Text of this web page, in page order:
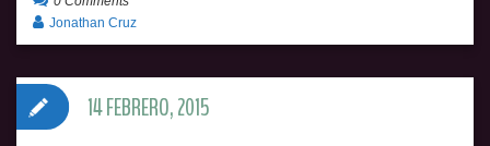
Jonathan Cruz
14 FEBRERO, 2015